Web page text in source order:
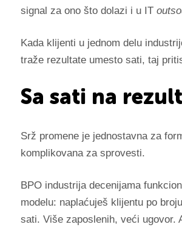
signal za ono što dolazi i u IT
Kada klijenti u jednom delu
traže rezultate umesto sati, taj
Sa sati na
Srž promene je jednostavna za
komplikovana za sprovesti.
BPO industrija decenijama
modelu: naplaćuješ klijentu po
sati. Više zaposlenih, veći ugovor.